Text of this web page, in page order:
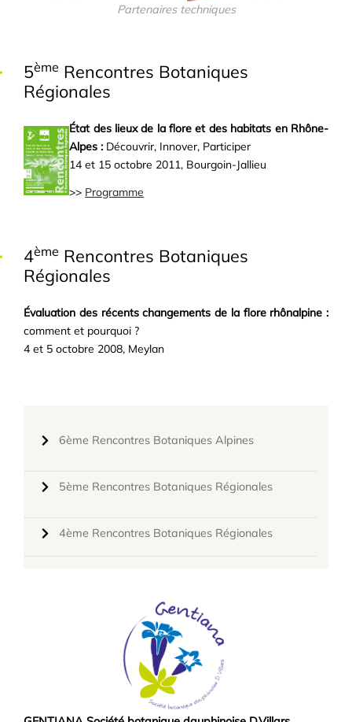
Partenaires techniques
5ème Rencontres Botaniques
Régionales
État des lieux de la flore et des habitats en Rhône-
Alpes : Découvrir, Innover, Participer
14 et 15 octobre 2011, Bourgoin-Jallieu
>> Programme
4ème Rencontres Botaniques
Régionales
Évaluation des récents changements de la flore rhônalpine :
comment et pourquoi ?
4 et 5 octobre 2008, Meylan
6ème Rencontres Botaniques Alpines
5ème Rencontres Botaniques Régionales
4ème Rencontres Botaniques Régionales